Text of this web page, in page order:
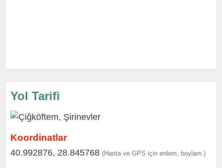
Yol Tarifi
Koordinatlar
40.992876, 28.845768 (Harita ve GPS için enlem, boylam.)